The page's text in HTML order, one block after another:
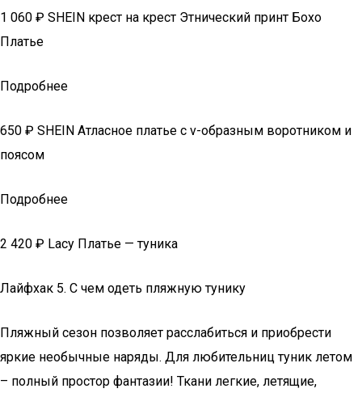
1 060 ₽ SHEIN крест на крест Этнический принт Бохо
Платье
Подробнее
650 ₽ SHEIN Атласное платье с v-образным воротником и
поясом
Подробнее
2 420 ₽ Lacy Платье — туника
Лайфхак 5. С чем одеть пляжную тунику
Пляжный сезон позволяет расслабиться и приобрести
яркие необычные наряды. Для любительниц туник летом
– полный простор фантазии! Ткани легкие, летящие,